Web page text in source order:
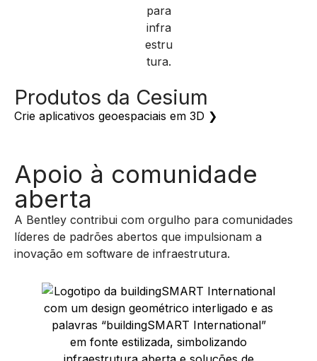
Produtos da Cesium
aberta
A Bentley contribui com orgulho para comunidades
líderes de padrões abertos que impulsionam a
inovação em software de infraestrutura.